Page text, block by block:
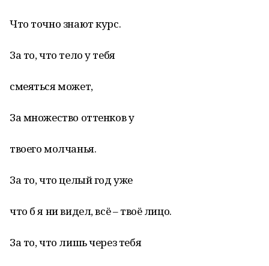
Что точно знают курс.
За то, что тело у тебя
смеяться может,
За множество оттенков у
твоего молчанья.
За то, что целый год уже
что б я ни видел, всё – твоё лицо.
За то, что лишь через тебя